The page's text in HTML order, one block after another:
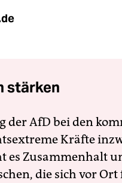
stärken
der AfD bei den
Kräfte
es Zusammenhalt
die sich vor